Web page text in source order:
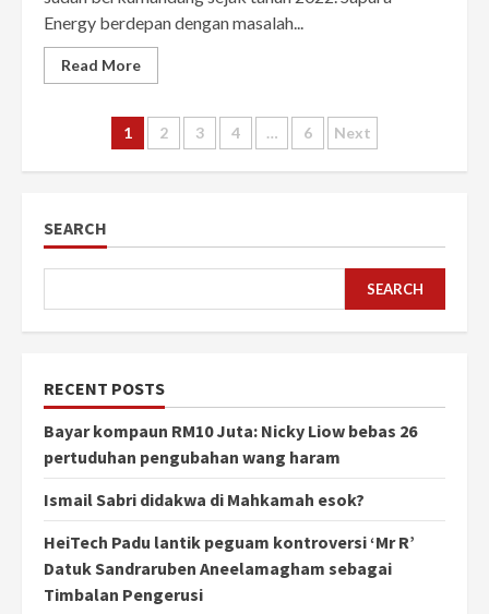
Energy berdepan dengan masalah...
Read More
Posts
pagination
1 2 3 4 … 6 Next
SEARCH
SEARCH
RECENT POSTS
Bayar kompaun RM10 Juta: Nicky Liow bebas 26
pertuduhan pengubahan wang haram
Ismail Sabri didakwa di Mahkamah esok?
HeiTech Padu lantik peguam kontroversi ‘Mr R’
Datuk Sandraruben Aneelamagham sebagai
Timbalan Pengerusi